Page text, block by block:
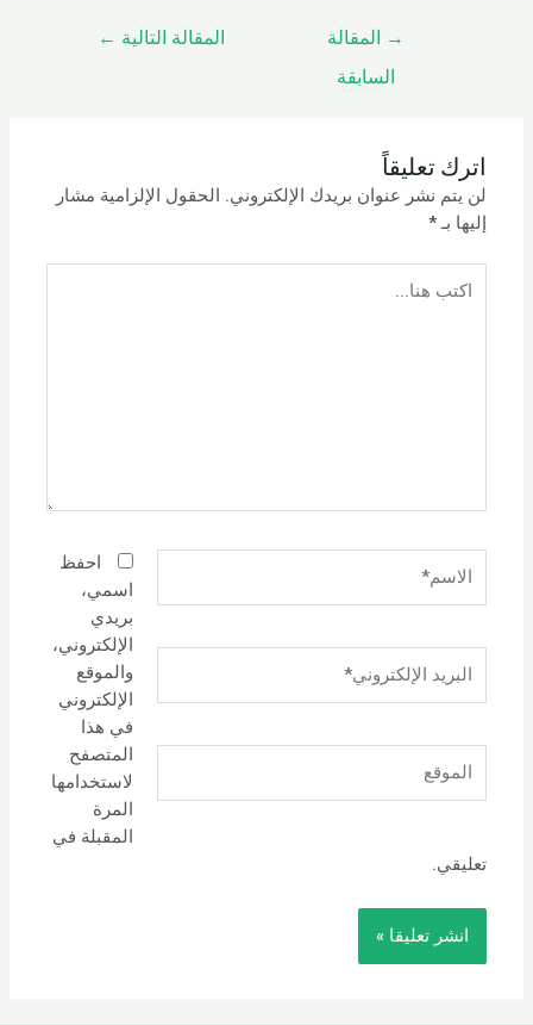
→
المقالة
السابقة
المقالة التالية ←
اترك تعليقاً
لن يتم نشر عنوان بريدك الإلكتروني. الحقول الإلزامية مشار
إليها بـ*
هنا...
الإلكتروني*
احفظ
اسمي،
بريدي
الإلكتروني،
والموقع
الإلكتروني
في هذا
المتصفح
لاستخدامها
المرة
المقبلة في
تعليقي.